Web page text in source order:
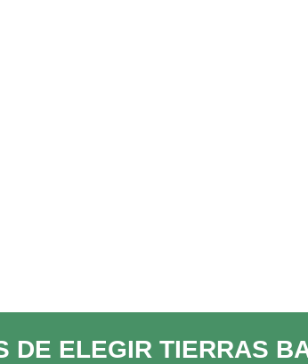
DE ELEGIR TIERRAS